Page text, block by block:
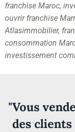
franchise Maroc,
ouvrir franchise
Atlasimmobilier,
consommation
investissement
"Vous
des